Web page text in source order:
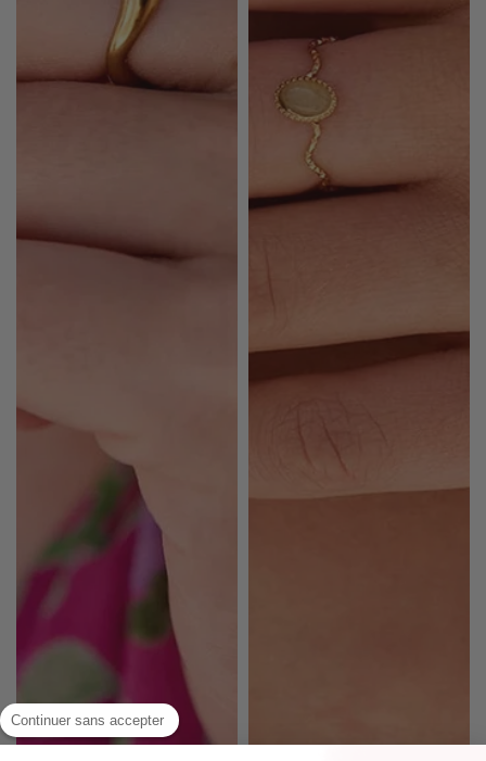
Continuer sans accepter